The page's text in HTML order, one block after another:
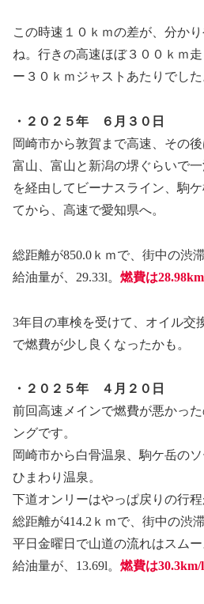
この時速１０ｋｍの差が、分か
ね。行きの高速ほぼ３００ｋｍ
ー３０ｋｍジャストあたりでした
・２０２５年 ６月３０日
岡崎市から敦賀まで高速、その
富山、富山と新潟の堺ぐらいで
を経由してビーナスライン、駒
てから、高速で愛知県へ。
総距離が850.0ｋｍで、街中の渋
給油量が、29.33l。 燃費は
3年目の車検を受けて、オイル交
で燃費が少し良くなったかも。
・２０２５年 ４月２０日
前回高速メインで燃費が悪かっ
ングです。
岡崎市から白骨温泉、駒ケ岳の
ひまわり温泉。
下道オンリーはやっぱ戻りの行
総距離が414.2ｋｍで、街中の渋
平日金曜日で山道の流れはスムー
給油量が、13.69l。 燃費は30.3km/l